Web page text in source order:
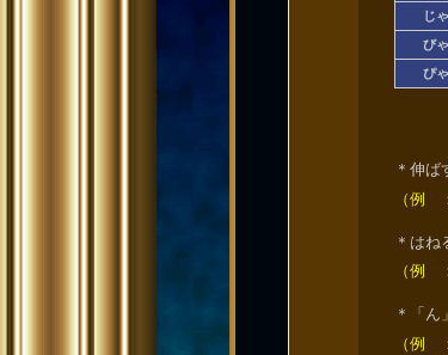
じゃ
びゃ
ぴゃ
伸ば
（例
はね
（例
「
（例